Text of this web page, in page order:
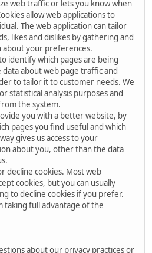
web traffic or lets you know when
allow web applications to
The web application can tailor
likes and dislikes by gathering and
your preferences.
identify which pages are being
data about web page traffic and
to tailor it to customer needs. We
statistical analysis purposes and
the system.
you with a better website, by
pages you find useful and which
gives us access to your
about you, other than the data
decline cookies. Most web
cookies, but you can usually
to decline cookies if you prefer.
taking full advantage of the
about our privacy practices or